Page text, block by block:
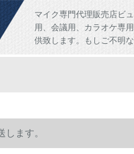
マイク専門代理販売店ビ
用、会議用、カラオケ専
供致します。もしご不明
ます。